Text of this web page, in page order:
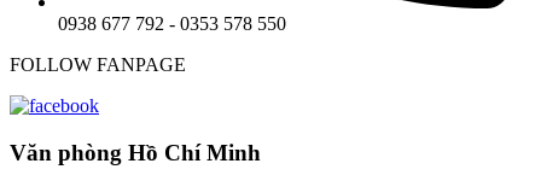
0938 677 792 - 0353 578 550
FOLLOW FANPAGE
Văn phòng Hồ Chí Minh